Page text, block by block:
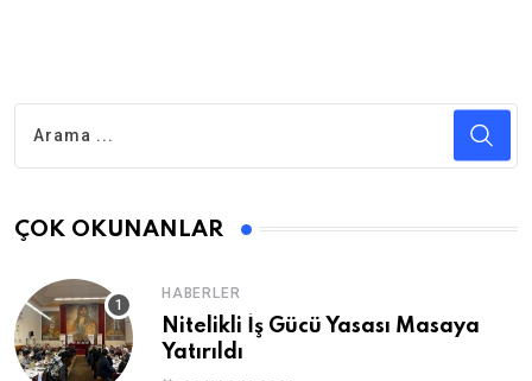
ÇOK OKUNANLAR
HABERLER
Nitelikli İş Gücü Yasası Masaya
Yatırıldı